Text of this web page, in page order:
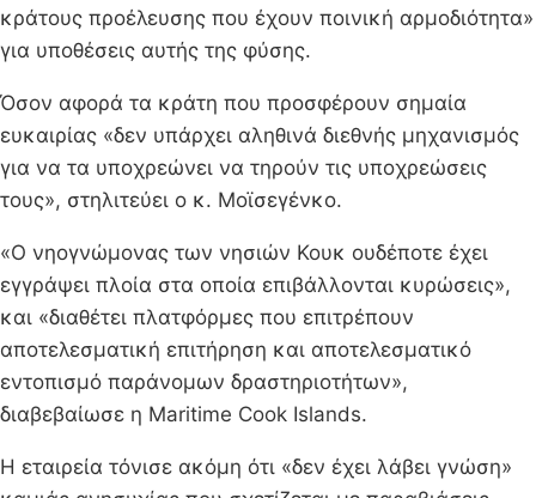
κράτους προέλευσης που έχουν ποινική αρμοδιότητα»
για υποθέσεις αυτής της φύσης.
Όσον αφορά τα κράτη που προσφέρουν σημαία
ευκαιρίας «δεν υπάρχει αληθινά διεθνής μηχανισμός
για να τα υποχρεώνει να τηρούν τις υποχρεώσεις
τους», στηλιτεύει ο κ. Μοϊσεγένκο.
«Ο νηογνώμονας των νησιών Κουκ ουδέποτε έχει
εγγράψει πλοία στα οποία επιβάλλονται κυρώσεις»,
και «διαθέτει πλατφόρμες που επιτρέπουν
αποτελεσματική επιτήρηση και αποτελεσματικό
εντοπισμό παράνομων δραστηριοτήτων»,
διαβεβαίωσε η Maritime Cook Islands.
Η εταιρεία τόνισε ακόμη ότι «δεν έχει λάβει γνώση»